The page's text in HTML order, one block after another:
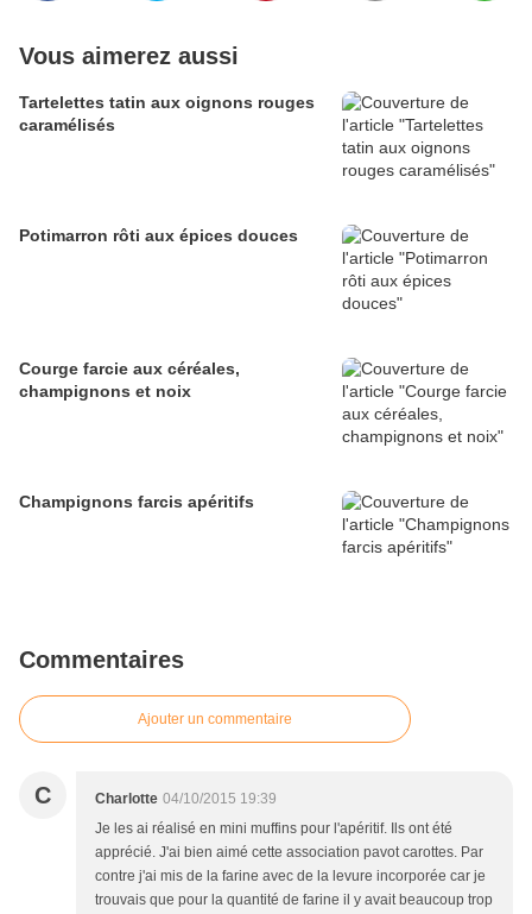
Vous aimerez aussi
Tartelettes tatin aux oignons rouges
caramélisés
Potimarron rôti aux épices douces
Courge farcie aux céréales,
champignons et noix
Champignons farcis apéritifs
Commentaires
Ajouter un commentaire
C Charlotte 04/10/2015 19:39
Je les ai réalisé en mini muffins pour l'apéritif. Ils ont été
apprécié. J'ai bien aimé cette association pavot carottes. Par
contre j'ai mis de la farine avec de la levure incorporée car je
trouvais que pour la quantité de farine il y avait beaucoup trop